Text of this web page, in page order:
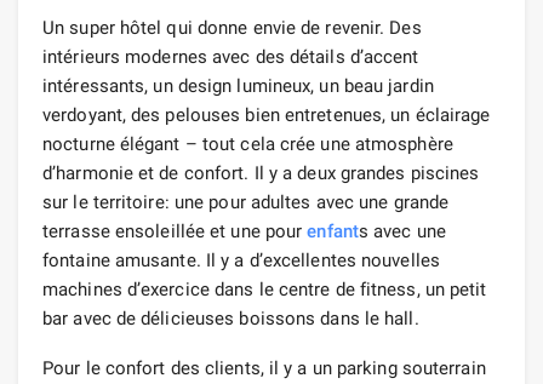
Un super hôtel qui donne envie de revenir. Des
intérieurs modernes avec des détails d’accent
intéressants, un design lumineux, un beau jardin
verdoyant, des pelouses bien entretenues, un éclairage
nocturne élégant – tout cela crée une atmosphère
d’harmonie et de confort. Il y a deux grandes piscines
sur le territoire: une pour adultes avec une grande
terrasse ensoleillée et une pourenfants avec une
fontaine amusante. Il y a d’excellentes nouvelles
machines d’exercice dans le centre de fitness, un petit
bar avec de délicieuses boissons dans le hall.
Pour le confort des clients, il y a un parking souterrain